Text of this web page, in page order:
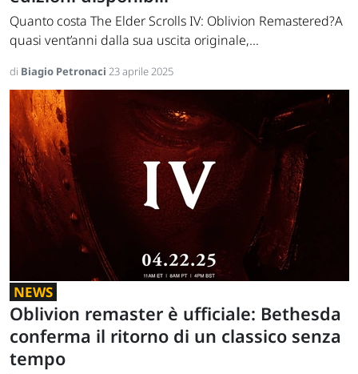
Quanto costa The Elder Scrolls IV: Oblivion Remastered?A
quasi vent’anni dalla sua uscita originale,...
di Biagio Petronaci 23 aprile 2025
NEWS
Oblivion remaster è ufficiale: Bethesda
conferma il ritorno di un classico senza
tempo